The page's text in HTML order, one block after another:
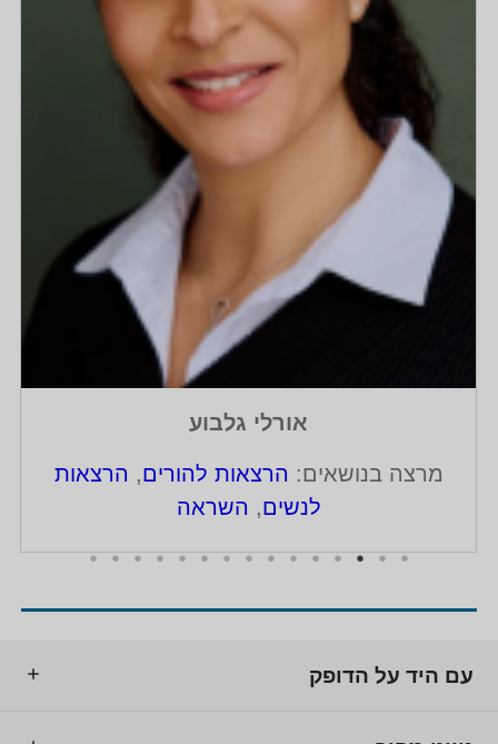
אורלי גלבוע
מרצה בנושאים: הרצאות להורים, הרצאות
לנשים, השראה
עם היד על הדופק